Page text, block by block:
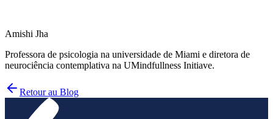
Amishi Jha
Professora de psicologia na universidade de Miami e diretora de
neurociência contemplativa na UMindfullness Initiave.
Retour au Blog